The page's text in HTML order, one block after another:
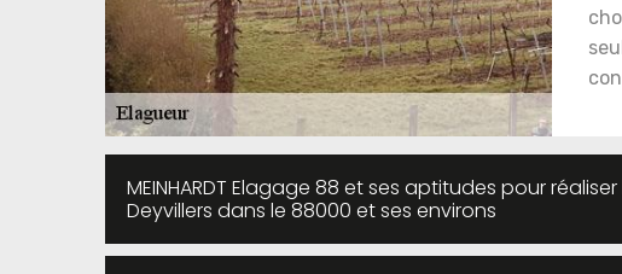
MEINHARDT Elagage 88 et ses aptitudes pour
Deyvillers dans le 88000 et ses environs